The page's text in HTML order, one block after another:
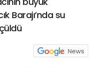
Barajı’nda su